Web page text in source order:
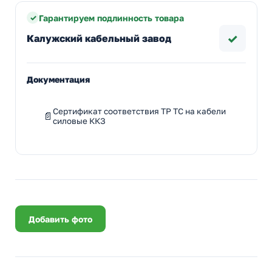
Гарантируем подлинность товара
Калужский кабельный завод ✓
Документация
Сертификат соответствия ТР ТС на кабели
силовые ККЗ
Добавить фото